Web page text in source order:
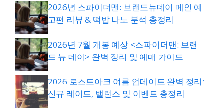
2026년 스파이더맨: 브랜드뉴데이 메인 예
고편 리뷰 & 떡밥 나노 분석 총정리
2026년 7월 개봉 예상 <스파이더맨: 브랜
드 뉴 데이> 완벽 정리 및 예매 가이드
2026 로스트아크 여름 업데이트 완벽 정리:
신규 레이드, 밸런스 및 이벤트 총정리